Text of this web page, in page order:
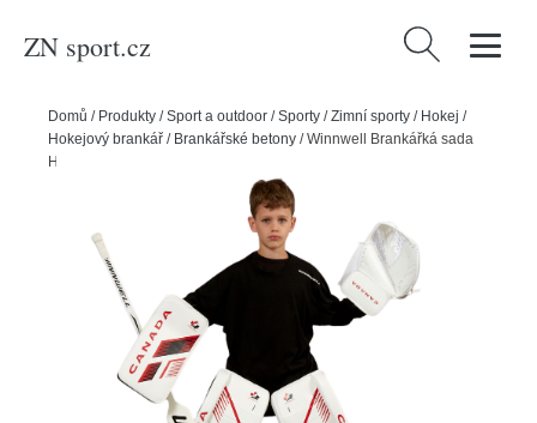
ZN sport.cz Vyhledávání
Domů / Produkty /Sport a outdoor /Sporty /Zimní sporty / Hokej /
Hokejový brankář / Brankářské betony /Winnwell Brankářká sada
Hockey Canada Street Hockey, Senior, 34", Klasický gard